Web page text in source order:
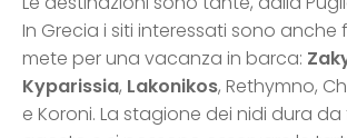
In Grecia i siti interessati sono
mete per una vacanza in barca:
Kyparissia, Lakonikos, Rethymno,
e Koroni. La stagione dei nidi dura